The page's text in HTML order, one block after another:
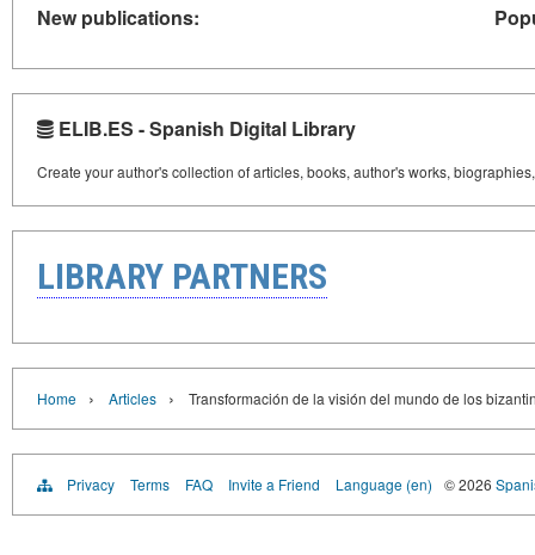
New publications:
ELIB.ES - Spanish Digital Library
Create your author's collection of articles, books, author's works,
LIBRARY PARTNERS
Home › Articles › Transformación de la visión del mundo de los
Privacy Terms FAQ Invite a Friend Language (en) © 2026